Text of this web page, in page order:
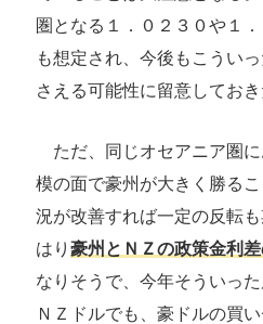
圏となる１．０２３０や１
も想定され、今後もこうい
さえる可能性に留意してお
ただ、同じオセアニア圏に
模の面で豪州が大きく勝る
況が改善すれば一定の反転
はり 豪州とＮＺの政策金利
なりそうで、今年そういっ
ＮＺドルでも、豪ドルの買